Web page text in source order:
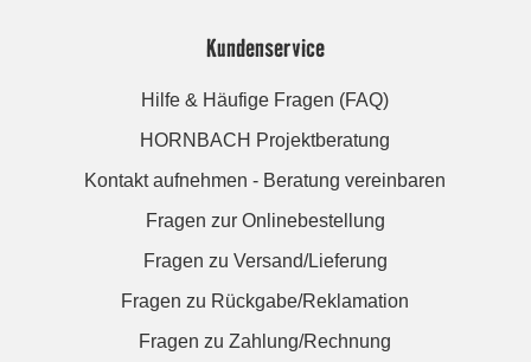
Kundenservice
Hilfe & Häufige Fragen (FAQ)
HORNBACH Projektberatung
Kontakt aufnehmen - Beratung vereinbaren
Fragen zur Onlinebestellung
Fragen zu Versand/Lieferung
Fragen zu Rückgabe/Reklamation
Fragen zu Zahlung/Rechnung